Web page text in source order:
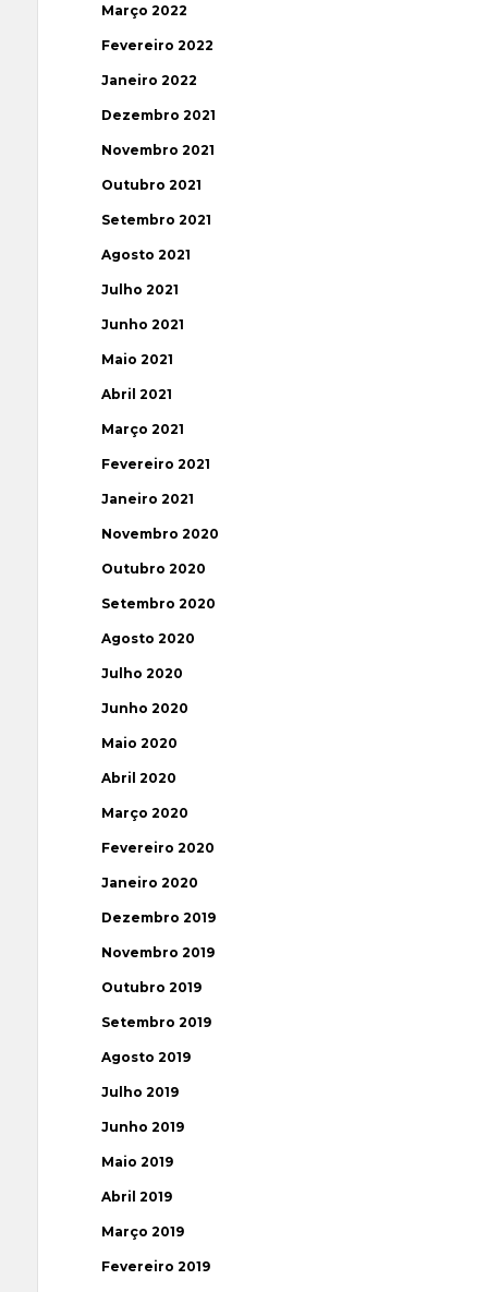
Março 2022
Fevereiro 2022
Janeiro 2022
Dezembro 2021
Novembro 2021
Outubro 2021
Setembro 2021
Agosto 2021
Julho 2021
Junho 2021
Maio 2021
Abril 2021
Março 2021
Fevereiro 2021
Janeiro 2021
Novembro 2020
Outubro 2020
Setembro 2020
Agosto 2020
Julho 2020
Junho 2020
Maio 2020
Abril 2020
Março 2020
Fevereiro 2020
Janeiro 2020
Dezembro 2019
Novembro 2019
Outubro 2019
Setembro 2019
Agosto 2019
Julho 2019
Junho 2019
Maio 2019
Abril 2019
Março 2019
Fevereiro 2019